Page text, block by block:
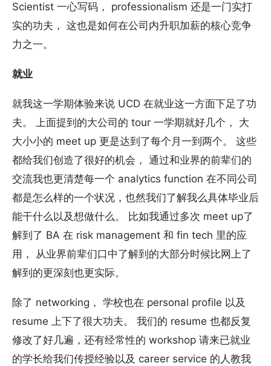
Scientist 一心写码， professionalism 还是一门实打
实的功夫， 这也是如何在公司内升职加薪的核心竞争
力之一。
就业
就我这一学期体验来说 UCD 在就业这一方面下足了功
夫。 上面提到的大公司的 tour 一学期就好几个， 大
大小小的 meet up 更是达到了每个月一到两个。 这些
都给我们创造了很好的机会， 通过和业界的前辈们的
交流我也更清楚每一个 analytics function 在不同公司
都是怎么样的一个状况，也然我们了解我么具体毕业后
能干什么以及想做什么。 比如我通过多次 meet up了
解到了 BA 在 risk management 和 fin tech 里的应
用， 从业界前辈们口中了解到的大部分时候比网上了
解到的更深刻也更实际。
除了 networking， 学校也在 personal profile 以及
resume 上下了很大功夫。 我们的 resume 也都反复
修改了好几遍，还有经常性的 workshop 请来已就业
的学长给我们传授经验以及 career service 的人教我